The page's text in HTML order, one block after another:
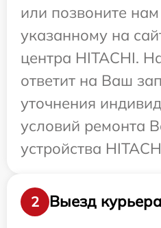
или позвоните
указанному на
центра HITACHI.
ответит на Ваш
уточнения
условий ремонта
устройства
2
Выезд